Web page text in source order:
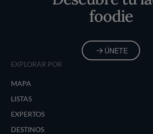
foodie
ÚNETE
EXPLORAR POR
MAPA
LISTAS
EXPERTOS
DESTINOS